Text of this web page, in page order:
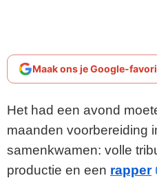
Maak ons je Google-
Het had een avond
maanden voorbereiding
samenkwamen: volle
productie en een rapper